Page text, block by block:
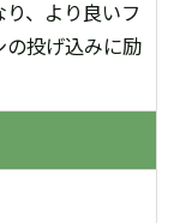
、より良いフ
の投げ込みに励